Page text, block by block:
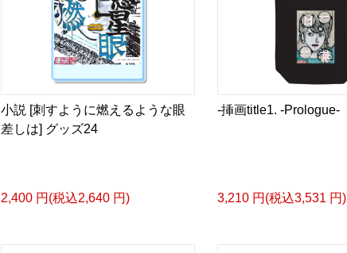
小説 [刺すように燃えるような眼
差しは] グッズ24
2,400 円(税込2,640 円)
-挿画title1. -Prologue-
3,210 円(税込3,531 円)